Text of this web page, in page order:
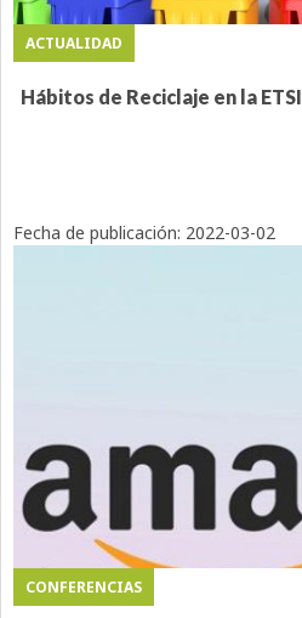
ACTUALIDAD
Hábitos de Reciclaje en la ETSI
CONFERENCIAS
Fecha de publicación: 2022-03-02